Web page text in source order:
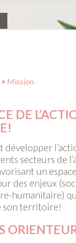
> Mission
DE
développer
secteurs de
un
des enjeux
humanitaire)
son territoire!